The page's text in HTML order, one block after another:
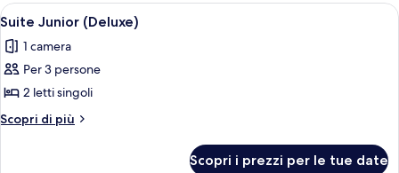
Apri
tutte
le
foto
per
Suite
Una camera d'albergo con un letto
6
Suite Junior (Deluxe)
1 camera
Per 3 persone
2 letti singoli
Scopri di più
Altri
Scopri i prezzi per le tue date